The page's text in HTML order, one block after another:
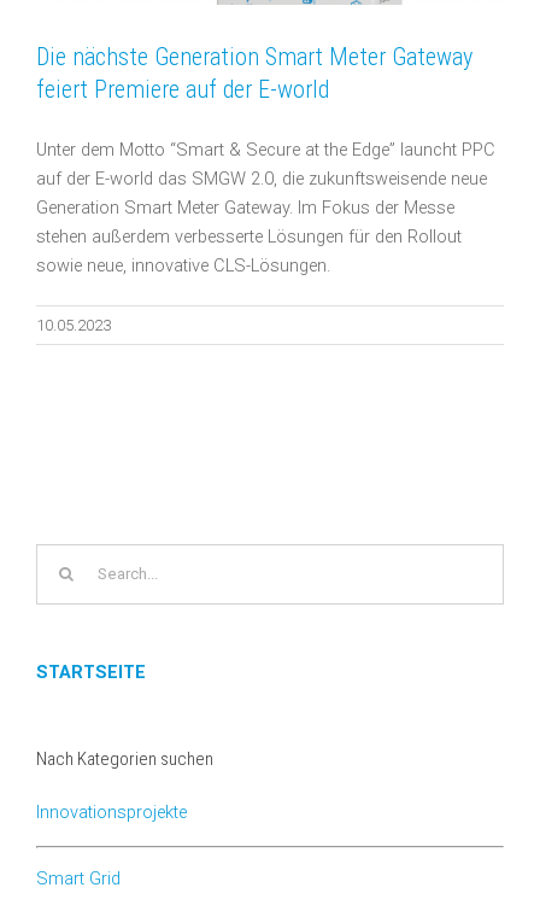
Die nächste Generation Smart Meter Gateway
feiert Premiere auf der E-world
Unter dem Motto “Smart & Secure at the Edge” launcht PPC
auf der E-world das SMGW 2.0, die zukunftsweisende neue
Generation Smart Meter Gateway. Im Fokus der Messe
stehen außerdem verbesserte Lösungen für den Rollout
sowie neue, innovative CLS-Lösungen.
10.05.2023
STARTSEITE
Nach Kategorien suchen
Innovationsprojekte
Smart Grid